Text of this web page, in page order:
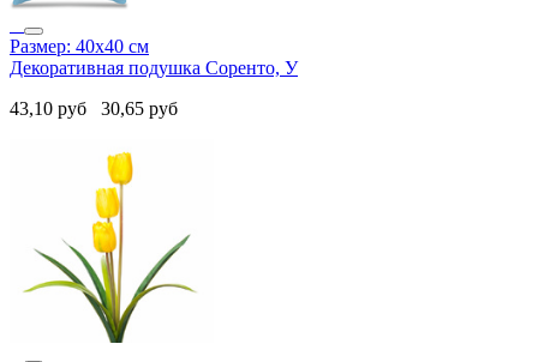
Размер: 40х40 см
Декоративная подушка Соренто, У
43,10 руб 30,65 руб